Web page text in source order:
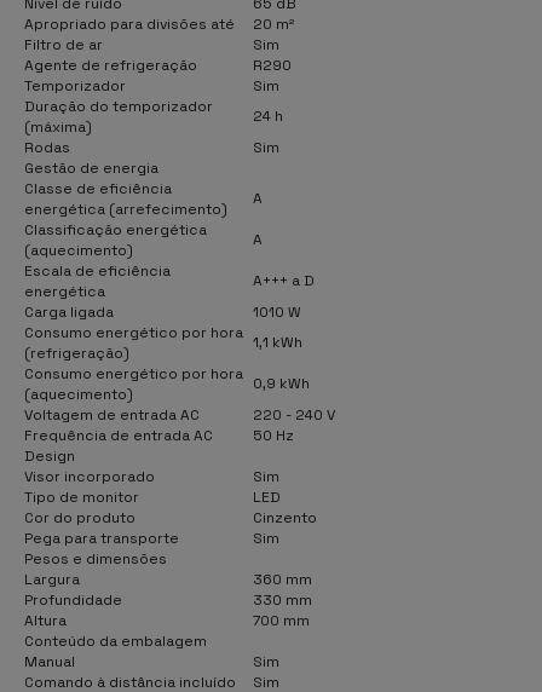
Apropriado para divisões até
20 m²
Filtro de ar
Sim
Agente de refrigeração
R290
Temporizador
Sim
Duração do temporizador
(máxima)
24 h
Rodas
Sim
Gestão de energia
Classe de eficiência
energética (arrefecimento)
A
Classificação energética
(aquecimento)
A
Escala de eficiência
energética
A+++ a D
Carga ligada
1010 W
Consumo energético por hora
(refrigeração)
1,1 kWh
Consumo energético por hora
(aquecimento)
0,9 kWh
Voltagem de entrada AC
220 - 240 V
Frequência de entrada AC
50 Hz
Design
Visor incorporado
Sim
Tipo de monitor
LED
Cor do produto
Cinzento
Pega para transporte
Sim
Pesos e dimensões
Largura
360 mm
Profundidade
330 mm
Altura
700 mm
Conteúdo da embalagem
Manual
Sim
Comando à distância incluído
Sim